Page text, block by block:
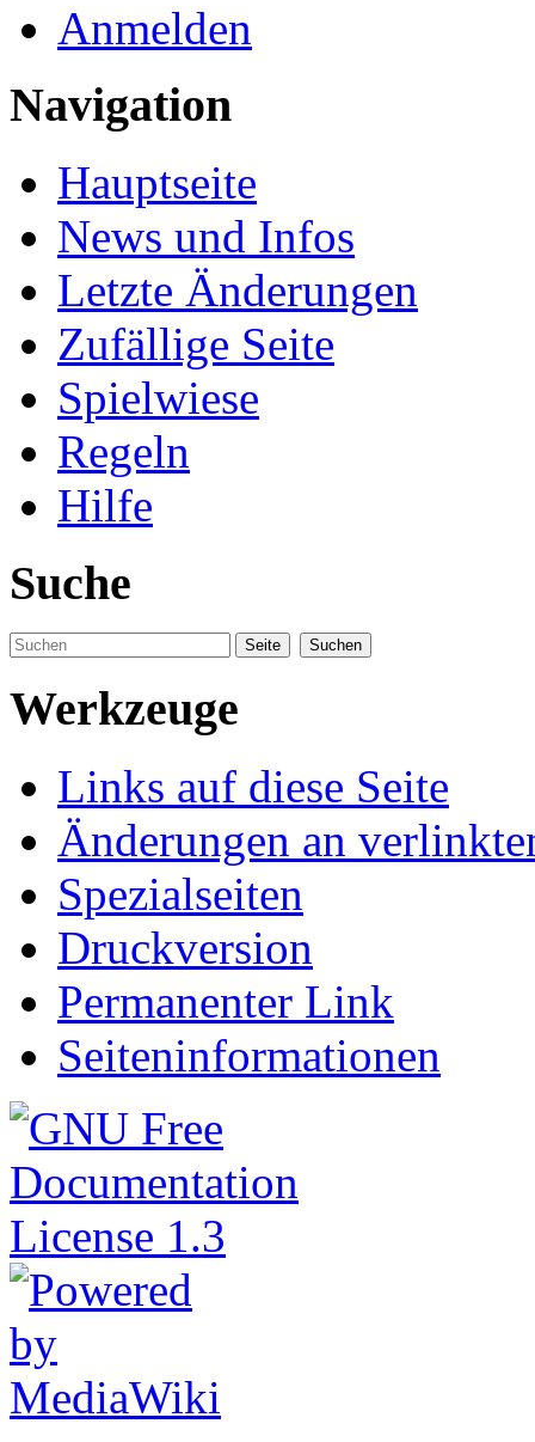
Anmelden
Navigation
Hauptseite
News und Infos
Letzte Änderungen
Zufällige Seite
Spielwiese
Regeln
Hilfe
Suche
Werkzeuge
Links auf diese Seite
Änderungen an
Spezialseiten
Druckversion
Permanenter Link
Seiteninformationen